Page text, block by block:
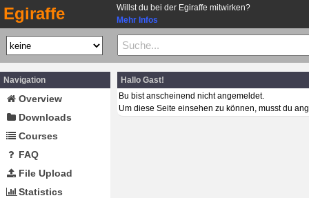
Egiraffe
Willst du bei der Egiraffe mitwirken?
Mehr Infos
Navigation
Overview
Downloads
Courses
FAQ
File Upload
Statistics
Hallo Gast!
Bu bist anscheinend nicht angemeldet.
Um diese Seite einsehen zu können, musst du